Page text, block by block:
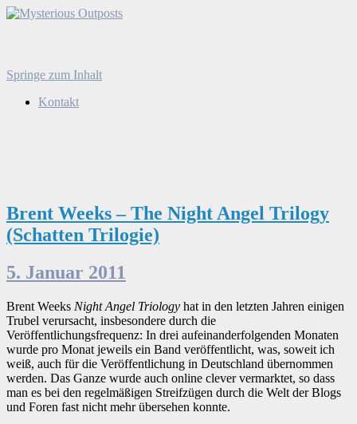
Suchen
Springe zum Inhalt
Kontakt
Brent Weeks – The Night Angel Trilogy
(Schatten Trilogie)
5. Januar 2011
Brent Weeks Night Angel Triology hat in den letzten Jahren einigen
Trubel verursacht, insbesondere durch die
Veröffentlichungsfrequenz: In drei aufeinanderfolgenden Monaten
wurde pro Monat jeweils ein Band veröffentlicht, was, soweit ich
weiß, auch für die Veröffentlichung in Deutschland übernommen
werden. Das Ganze wurde auch online clever vermarktet, so dass
man es bei den regelmäßigen Streifzügen durch die Welt der Blogs
und Foren fast nicht mehr übersehen konnte.